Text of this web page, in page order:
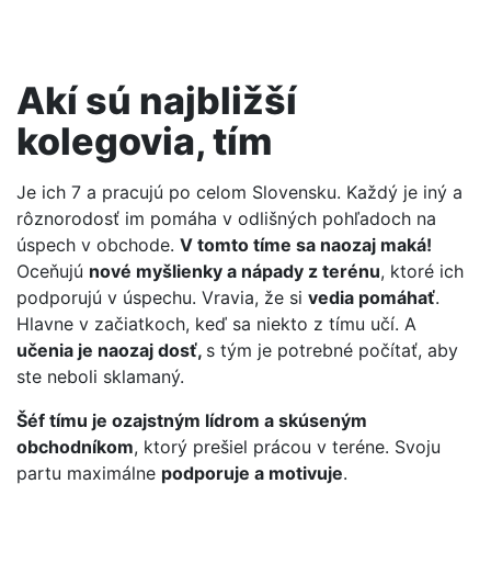
Akí sú najbližší
kolegovia, tím
Je ich 7 a pracujú po celom Slovensku. Každý je iný a
rôznorodosť im pomáha v odlišných pohľadoch na
úspech v obchode. V tomto tíme sa naozaj maká!
Oceňujú nové myšlienky a nápady z terénu, ktoré ich
podporujú v úspechu. Vravia, že si vedia pomáhať.
Hlavne v začiatkoch, keď sa niekto z tímu učí. A
učenia je naozaj dosť, s tým je potrebné počítať, aby
ste neboli sklamaný.
Šéf tímu je ozajstným lídrom a skúseným
obchodníkom, ktorý prešiel prácou v teréne. Svoju
partu maximálne podporuje a motivuje.